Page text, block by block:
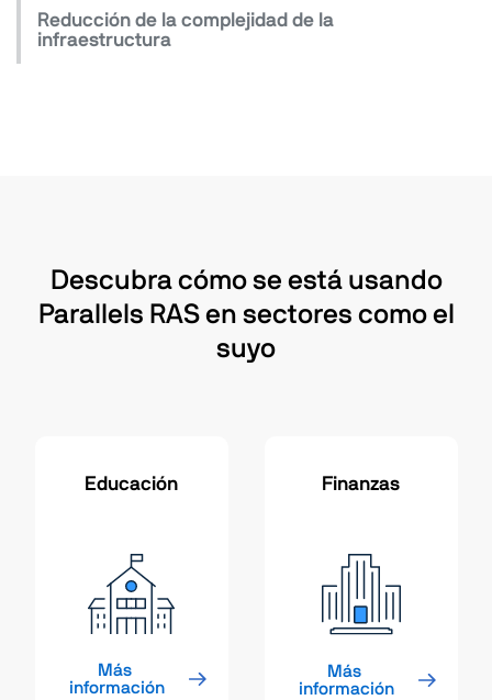
Reducción de la complejidad de la
infraestructura
Descubra cómo se está usando
Parallels RAS en sectores como el
suyo
Educación
Más
información
Finanzas
Más
información